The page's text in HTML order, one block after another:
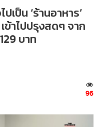
เป็น ‘ร้านอาหาร’
ข้าไปปรุงสดๆ จาก
บาท
96